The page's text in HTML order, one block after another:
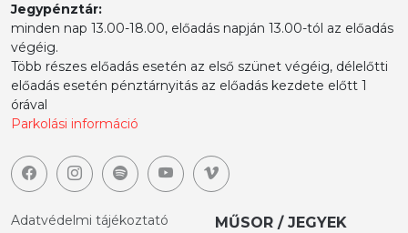
Jegypénztár:
minden nap 13.00-18.00, előadás napján 13.00-tól az előadás
végéig.
Több részes előadás esetén az első szünet végéig, délelőtti
előadás esetén pénztárnyitás az előadás kezdete előtt 1
órával
Parkolási információ
Adatvédelmi tájékoztató
MŰSOR / JEGYEK